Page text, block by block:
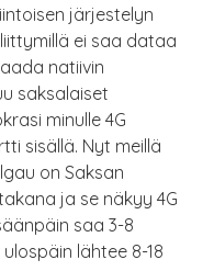
järjestelyn
ei saa dataa
natiivin
saksalaiset
minulle 4G
sisällä. Nyt meillä
on Saksan
ja se näkyy 4G
saa 3-8
lähtee 8-18